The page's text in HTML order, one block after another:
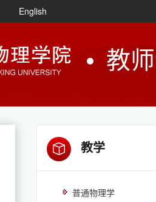
English
教
教学
普通物理学